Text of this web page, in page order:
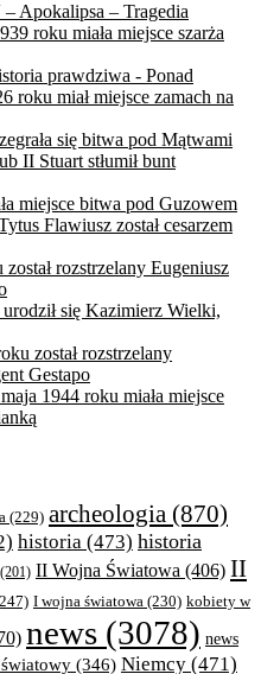
Apokalipsa – Tragedia
roku miała miejsce szarża
prawdziwa - Ponad
roku miał miejsce zamach na
się bitwa pod Mątwami
II Stuart stłumił bunt
miejsce bitwa pod Guzowem
Flawiusz został cesarzem
rozstrzelany Eugeniusz
się Kazimierz Wielki,
został rozstrzelany
Gestapo
1944 roku miała miejsce
(229) archeologia (870)
historia (473) historia
(201) II Wojna Światowa (406) II
I wojna światowa (230) kobiety w
news (3078) news
(346) Niemcy (471)